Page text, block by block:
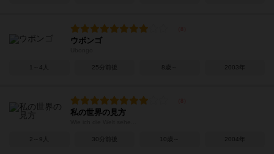
ウボンゴ
1～4人 25分前後 8歳～ 2003年
私の世界の見方
2～9人 30分前後 10歳～ 2004年